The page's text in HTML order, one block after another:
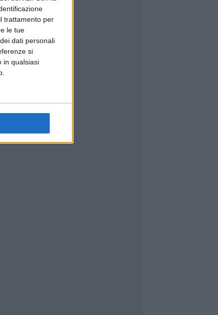
trattamento per
le tue
dati personali
si
in qualsiasi